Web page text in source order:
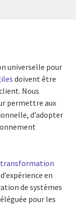
universelle pour
doivent être
Nous
permettre aux
d’adopter
en
de systèmes
pour les